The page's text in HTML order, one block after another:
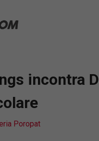
incontra
Poropat